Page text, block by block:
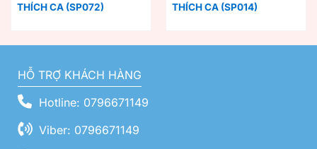
THÍCH CA (SP072) THÍCH CA (SP014)
HỖ TRỢ KHÁCH HÀNG
Hotline: 0796671149
Viber: 0796671149